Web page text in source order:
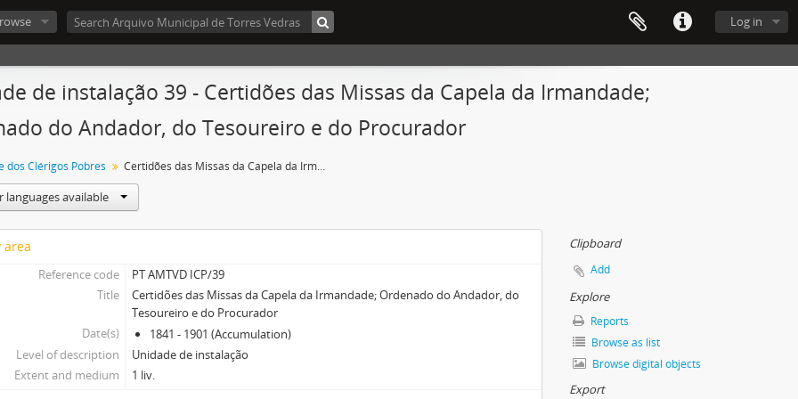
Log in
de instalação 39 - Certidões das Missas da Capela da Irmandade;
do Andador, do Tesoureiro e do Procurador
dos Clérigos Pobres Certidões das Missas da Capela da Irmandade; Ordenado do Andador, do Tesoureiro e do Procurador
languages available
Reference code
PT AMTVD ICP/39
Title
Certidões das Missas da Capela da Irmandade; Ordenado do Andador, do
Tesoureiro e do Procurador
Date(s)
1841 - 1901 (Accumulation)
Level of description
Unidade de instalação
Extent and medium
1 liv.
Clipboard
Add
Explore
Reports
Browse as list
Browse digital objects
Export